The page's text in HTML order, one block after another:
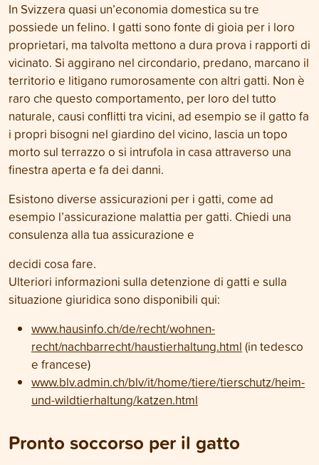
In Svizzera quasi un’economia domestica su tre
possiede un felino. I gatti sono fonte di gioia per i loro
proprietari, ma talvolta mettono a dura prova i rapporti di
vicinato. Si aggirano nel circondario, predano, marcano il
territorio e litigano rumorosamente con altri gatti. Non è
raro che questo comportamento, per loro del tutto
naturale, causi conflitti tra vicini, ad esempio se il gatto fa
i propri bisogni nel giardino del vicino, lascia un topo
morto sul terrazzo o si intrufola in casa attraverso una
finestra aperta e fa dei danni.
Esistono diverse assicurazioni per i gatti, come ad
esempio l’assicurazione malattia per gatti. Chiedi una
consulenza alla tua assicurazione e
decidi cosa fare.
Ulteriori informazioni sulla detenzione di gatti e sulla
situazione giuridica sono disponibili qui:
www.hausinfo.ch/de/recht/wohnen-
recht/nachbarrecht/haustierhaltung.html (in tedesco
e francese)
www.blv.admin.ch/blv/it/home/tiere/tierschutz/heim-
und-wildtierhaltung/katzen.html
Pronto soccorso per il gatto